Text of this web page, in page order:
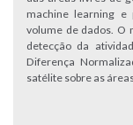
machine learning e
volume de dados. O
detecção da
Diferença
satélite sobre as